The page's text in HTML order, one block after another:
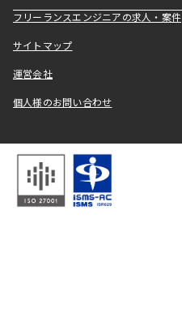
フリーランスエンジニアの求人・案件
サイトマップ
運営会社
個人様のお問い合わせ